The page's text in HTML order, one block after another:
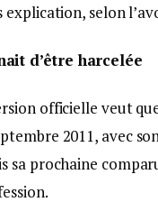
explication, selon
d’être harcelée
officielle veut
2011, avec
sa prochaine